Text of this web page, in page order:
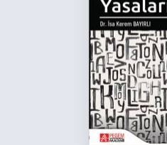
Anlaşmalı Yayınevleri